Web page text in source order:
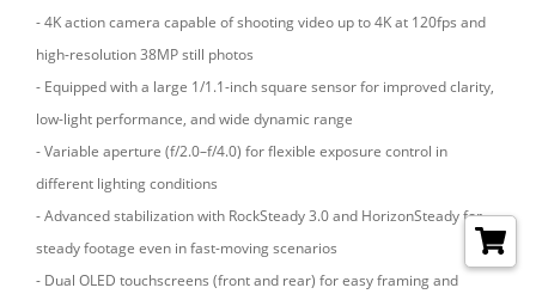
- 4K action camera capable of shooting video up to 4K at 120fps and
high-resolution 38MP still photos
- Equipped with a large 1/1.1-inch square sensor for improved clarity,
low-light performance, and wide dynamic range
- Variable aperture (f/2.0–f/4.0) for flexible exposure control in
different lighting conditions
- Advanced stabilization with RockSteady 3.0 and HorizonSteady for
steady footage even in fast-moving scenarios
- Dual OLED touchscreens (front and rear) for easy framing and